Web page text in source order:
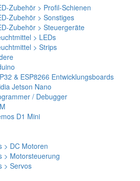
Zubehör > Profil-Schienen
Zubehör > Sonstiges
Zubehör > Steuergeräte
> LEDs
> Strips
& ESP8266 Entwicklungsboards
Jetson Nano
/ Debugger
D1 Mini
> DC Motoren
> Motorsteuerung
> Servos